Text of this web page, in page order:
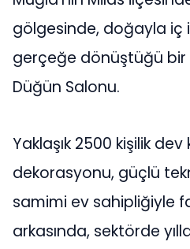
gölgesinde, doğayla iç
gerçeğe dönüştüğü bir
Düğün Salonu.
Yaklaşık 2500 kişilik dev
dekorasyonu, güçlü
samimi ev sahipliğiyle
arkasında, sektörde